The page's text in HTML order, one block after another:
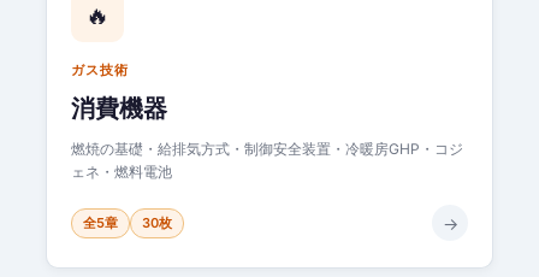
🔥
ガス技術
消費機器
燃焼の基礎・給排気方式・制御安全装置・冷暖房GHP・コジ
ェネ・燃料電池
全5章 30枚 →